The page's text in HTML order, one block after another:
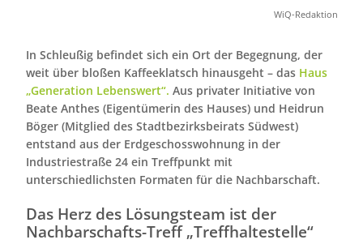
WiQ-Redaktion
In Schleußig befindet sich ein Ort der Begegnung, der
weit über bloßen Kaffeeklatsch hinausgeht – das Haus
„Generation Lebenswert“. Aus privater Initiative von
Beate Anthes (Eigentümerin des Hauses) und Heidrun
Böger (Mitglied des Stadtbezirksbeirats Südwest)
entstand aus der Erdgeschosswohnung in der
Industriestraße 24 ein Treffpunkt mit
unterschiedlichsten Formaten für die Nachbarschaft.
Das Herz des Lösungsteam ist der
Nachbarschafts-Treff „Treffhaltestelle“